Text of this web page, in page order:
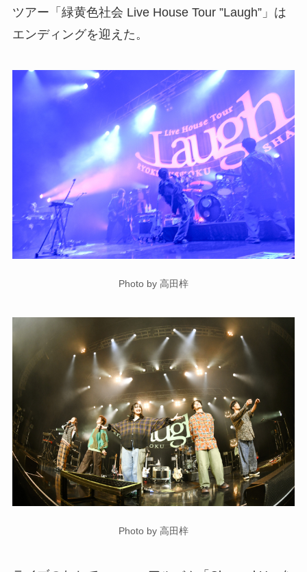
ツアー「緑黄色社会 Live House Tour ”Laugh”」は
エンディングを迎えた。
Photo by 高田梓
Photo by 高田梓